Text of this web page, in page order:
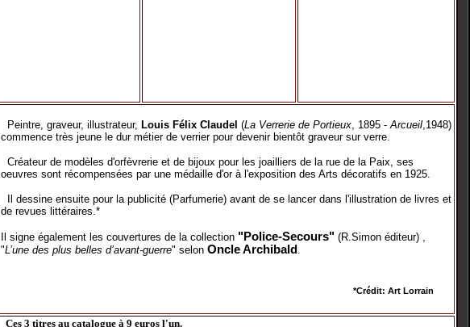
Peintre, graveur, illustrateur, Louis Félix Claudel (La Verrerie de Portieux , 1895 - Arcueil ,1948)
commence très jeune le dur métier de verrier pour devenir bientôt graveur sur verre.
Créateur de modèles d'orfèvrerie et de bijoux pour les joailliers de la rue de la Paix, ses
oeuvres sont récompensées par une médaille d'or à l'exposition des Arts décoratifs en 1925.
Il dessine ensuite pour la publicité (Parfumerie) avant de se lancer dans l'illustration de livres et
de revues littéraires.*
Il signe également les couvertures de la collection "Police-Secours" (R.Simon éditeur) ,
"L’une des plus belles d’avant-guerre" selon Oncle Archibald
*Crédit: Art Lorrain
Ces 3 titres au catalogue à 9 euros l'un.